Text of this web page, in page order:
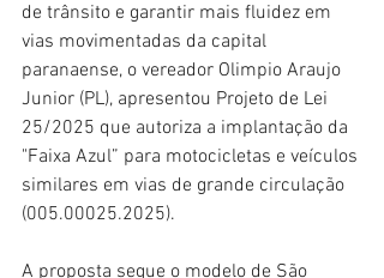
de trânsito e garantir mais fluidez em
vias movimentadas da capital
paranaense, o vereador Olimpio Araujo
Junior (PL), apresentou Projeto de Lei
25/2025 que autoriza a implantação da
"Faixa Azul” para motocicletas e veículos
similares em vias de grande circulação
(005.00025.2025).
A proposta segue o modelo de São